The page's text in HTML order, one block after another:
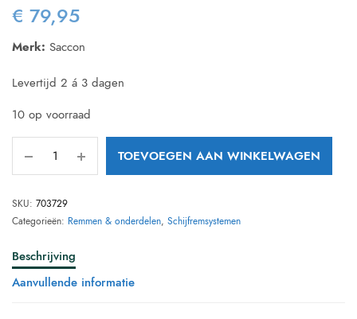
€ 79,95
Merk: Saccon
Levertijd 2 á 3 dagen
10 op voorraad
TOEVOEGEN AAN WINKELWAGEN
SKU: 703729
Categorieën: Remmen & onderdelen, Schijfremsystemen
Beschrijving
Aanvullende informatie